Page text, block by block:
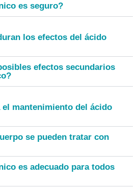
es seguro?
los efectos del ácido
efectos secundarios
el mantenimiento del ácido
se pueden tratar con
es adecuado para todos